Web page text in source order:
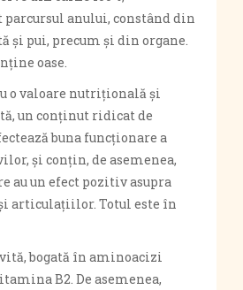
anului, constând din
și pui, precum și din organe.
oase.
o valoare nutrițională și
un conținut ridicat de
buna funcționare a
și conțin, de asemenea,
au un efect pozitiv asupra
articulațiilor. Totul este în
bogată în aminoacizi
B2. De asemenea,